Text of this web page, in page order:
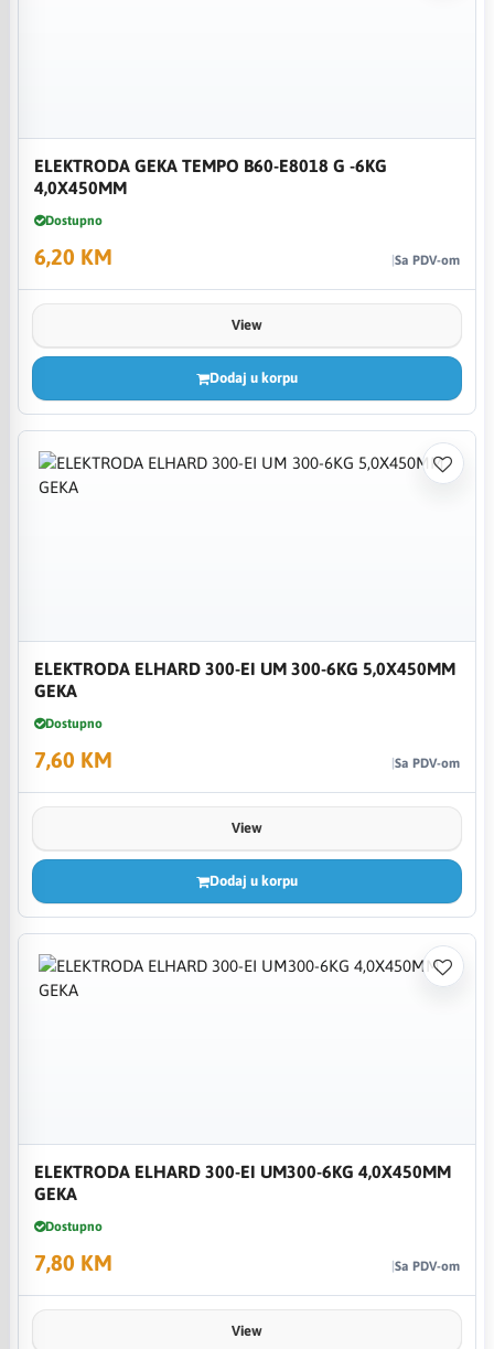
ELEKTRODA GEKA TEMPO B60-E8018 G -6KG
4,0X450MM
Dostupno
6,20 KM Sa PDV-om
View
Dodaj u korpu
ELEKTRODA ELHARD 300-EI UM 300-6KG 5,0X450MM
GEKA
Dostupno
7,60 KM Sa PDV-om
View
Dodaj u korpu
ELEKTRODA ELHARD 300-EI UM300-6KG 4,0X450MM
GEKA
Dostupno
7,80 KM Sa PDV-om
View